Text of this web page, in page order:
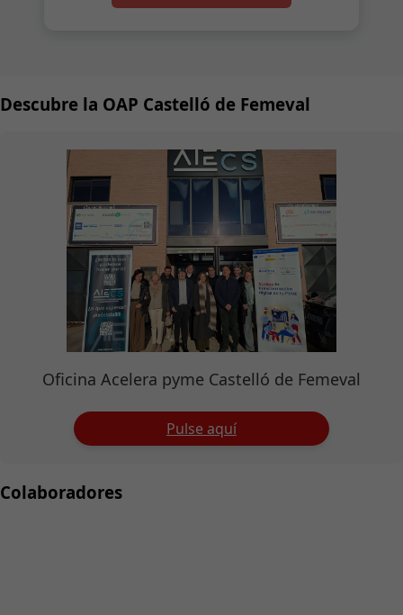
Descubre la OAP Castelló de Femeval
Oficina Acelera pyme Castelló de Femeval
Pulse aquí
Colaboradores